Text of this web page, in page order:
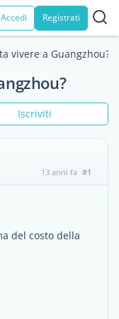
Accedi Registrati
vivere a Guangzhou?
Iscriviti
13 anni fa #1
del costo della